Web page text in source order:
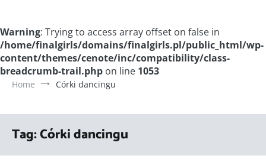
Warning: Trying to access array offset on false in
/home/finalgirls/domains/finalgirls.pl/public_html/wp-
content/themes/cenote/inc/compatibility/class-
breadcrumb-trail.php on line 1053
Home Córki dancingu
Tag:Córki dancingu